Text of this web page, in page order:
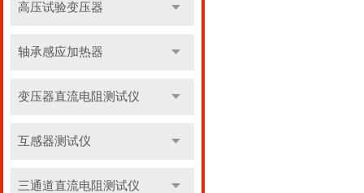
高压试验变压器
轴承感应加热器
变压器直流电阻测试仪
互感器测试仪
三通道直流电阻测试仪